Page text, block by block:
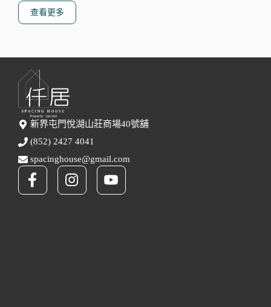
查看更多
新界屯門悅湖山莊商場40號舖
(852) 2427 4041
spacinghouse@gmail.com